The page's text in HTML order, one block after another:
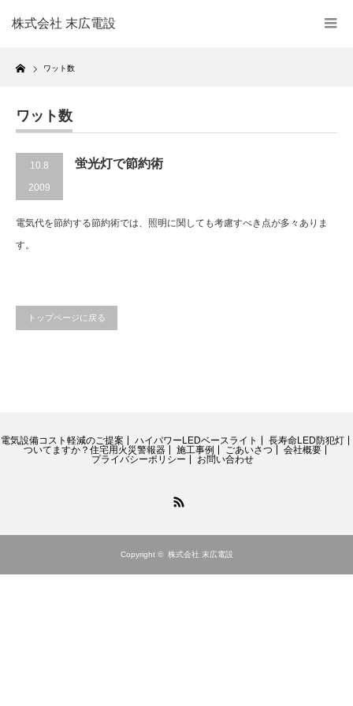
株式会社 末広電設
Home
ワット数
ワット数
10.8
2009
蛍光灯で節約術
電気代を節約する節約術では、照明に関しても考慮すべき点が多々ありま
す。
トップページに戻る
電気設備コスト軽減のご提案 ハイパワーLEDベースライト
長寿命LED防犯灯
ついてますか？住宅用火災警報器
施工事例 ごあいさつ
会社概要
プライバシーポリシー
お問い合わせ
Copyright © 株式会社 末広電設